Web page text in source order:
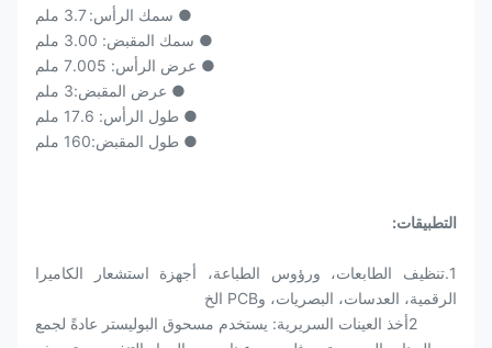
● سمك الرأس: 3.7 ملم
● سمك المقبض: 3.00 ملم
● عرض الرأس: 7.005 ملم
● عرض المقبض:3 ملم
● طول الرأس: 17.6 ملم
● طول المقبض:160 ملم
التطبيقات:
1.تنظيف الطابعات، ورؤوس الطباعة، أجهزة استشعار الكاميرا
الرقمية، العدسات، البصريات، وPCB الخ
2أخذ العينات السريرية: يستخدم مسحوق البوليستر عادةً لجمع